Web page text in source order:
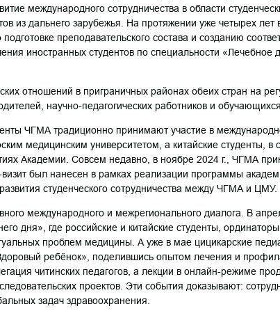
международного сотрудничества в области
из дальнего зарубежья. На протяжении уже четырех лет
преподавательского состава и созданию
иностранных студентов по специальности «Лечебное
отношений в приграничных районах обеих стран на
научно-педагогических работников и обучающихся.
ЧГМА традиционно принимают участие в
медицинским университетом, а китайские студенты, в
Академии. Совсем недавно, в ноябре 2024 г., ЧГМА
был нанесен в рамках реализации программы
студенческого сотрудничества между ЧГМА и ЦМУ.
международного и межрегионального диалога. В
дня», где российские и китайские студенты,
проблем медицины. А уже в мае цицикарские
ребёнок», поделившись опытом лечения и
читинских педагогов, а лекции в онлайн-режиме
проектов. Эти события доказывают:
задач здравоохранения.